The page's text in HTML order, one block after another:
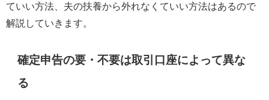
ていい方法、夫の扶養から外れなくていい方法はあるので
解説していきます。
確定申告の要・不要は取引口座によって異な
る